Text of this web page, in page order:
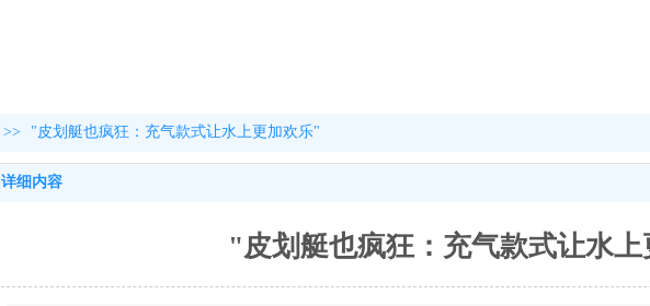
>> "皮划艇也疯狂：充气款式让水上更加欢乐"
详细内容
"皮划艇也疯狂：充气款式让水